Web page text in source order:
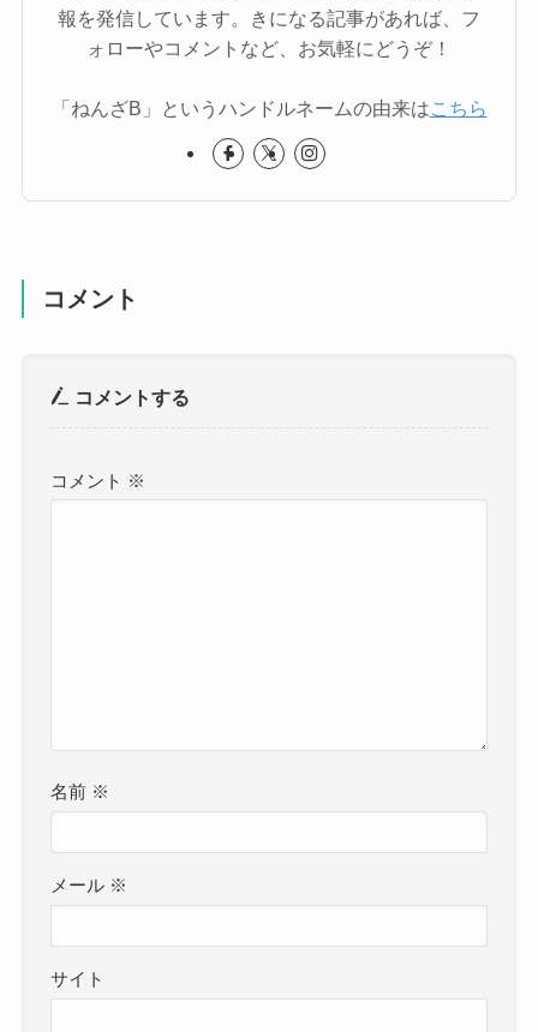
報を発信しています。きになる記事があれば、フ
ォローやコメントなど、お気軽にどうぞ！
「ねんざB」というハンドルネームの由来はこちら
コメント
コメントする
コメント ※
名前 ※
メール ※
サイト